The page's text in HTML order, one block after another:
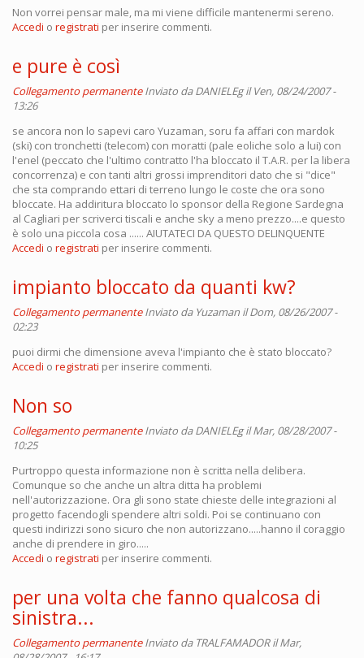
Non vorrei pensar male, ma mi viene difficile mantenermi sereno.
Accedi o registrati per inserire commenti.
e pure è così
Collegamento permanente Inviato daDANIELEgil Ven, 08/24/2007 -
13:26
se ancora non lo sapevi caro Yuzaman, soru fa affari con mardok
(ski) con tronchetti (telecom) con moratti (pale eoliche solo a lui) con
l'enel (peccato che l'ultimo contratto l'ha bloccato il T.A.R. per la libera
concorrenza) e con tanti altri grossi imprenditori dato che si "dice"
che sta comprando ettari di terreno lungo le coste che ora sono
bloccate. Ha addiritura bloccato lo sponsor della Regione Sardegna
al Cagliari per scriverci tiscali e anche sky a meno prezzo....e questo
è solo una piccola cosa ...... AIUTATECI DA QUESTO DELINQUENTE
Accedi o registrati per inserire commenti.
impianto bloccato da quanti kw?
Collegamento permanente Inviato da Yuzaman il Dom, 08/26/2007 -
02:23
puoi dirmi che dimensione aveva l'impianto che è stato bloccato?
Accedi o registrati per inserire commenti.
Non so
Collegamento permanente Inviato daDANIELEgil Mar, 08/28/2007 -
10:25
Purtroppo questa informazione non è scritta nella delibera.
Comunque so che anche un altra ditta ha problemi
nell'autorizzazione. Ora gli sono state chieste delle integrazioni al
progetto facendogli spendere altri soldi. Poi se continuano con
questi indirizzi sono sicuro che non autorizzano.....hanno il coraggio
anche di prendere in giro.....
Accedi o registrati per inserire commenti.
per una volta che fanno qualcosa di
sinistra...
Collegamento permanente Inviato da TRALFAMADORil Mar,